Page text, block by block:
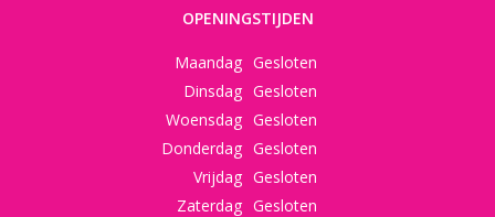
OPENINGSTIJDEN
Maandag Gesloten
Dinsdag Gesloten
Woensdag Gesloten
Donderdag Gesloten
Vrijdag Gesloten
Zaterdag Gesloten